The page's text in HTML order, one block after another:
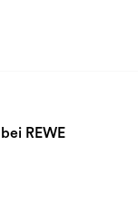
REWE